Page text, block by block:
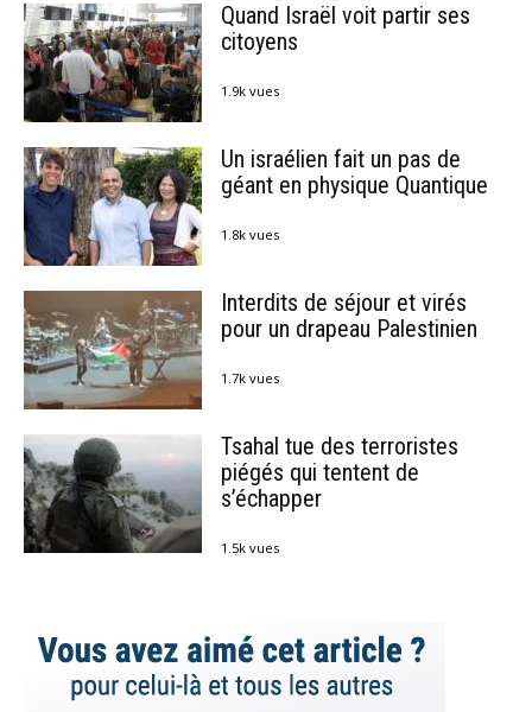
Quand Israël voit partir ses
citoyens
1.9k vues
Un israélien fait un pas de
géant en physique Quantique
1.8k vues
Interdits de séjour et virés
pour un drapeau Palestinien
1.7k vues
Tsahal tue des terroristes
piégés qui tentent de
s’échapper
1.5k vues